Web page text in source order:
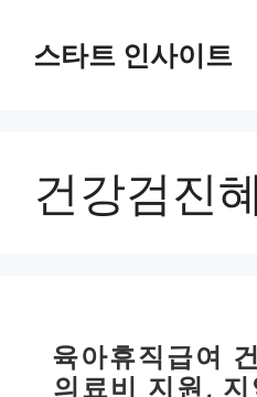
스타트 인사이트
건강검진
육아휴직급여
의료비 지원,